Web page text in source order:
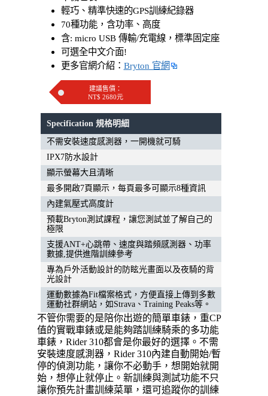
輕巧、精準快速的GPS訓練紀錄器
70種功能，含功率、高度
含: micro USB 傳輸/充電線，標準固定座
可選全中文介面!
更多官網介紹： Bryton 官網
建議售價：
NT$ 2680元
Specification 規格明細
不需安裝速度感測器，一開機就可騎
IPX7防水設計
顯示螢幕大且清晰
最多開啟7頁顯示，每頁最多可顯示8種資訊
內建氣壓式高度計
預載Bryton測試課程，讓您測試並了解自己的
極限
支援ANT+心跳帶、速度與踏頻感測器、功率
數據,提供進階訓練參考
專為戶外活動設計的防眩光畫面以及夜騎的背
光設計
運動數據為Fit檔案格式，方便直接上傳到多數
運動社群網站，如Strava、Training Peaks等。
不管你需要的是陪你出遊的簡單車錶，重CP
值的實戰車錶或是能夠踏訓練騎乘的多功能
車錶，Rider 310都會是你最好的選擇。不需
安裝速度感測器，Rider 310內建自動開始/暫
停的偵測功能，讓你不必動手，想開始就開
始，想停止就停止。新訓練與測試功能不只
讓你預先計畫訓練菜單，還可追蹤你的訓練